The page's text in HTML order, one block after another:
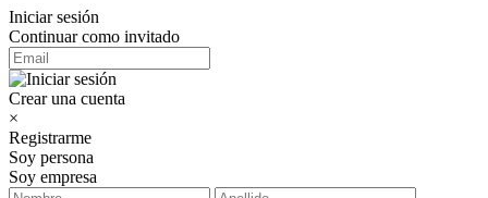
Iniciar sesión
Continuar como invitado
Crear una cuenta
×
Registrarme
Soy persona
Soy empresa